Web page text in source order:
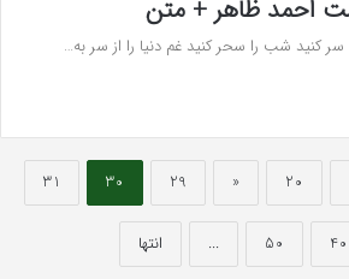
احمد ظاهر + متن
کنید شب را سحر کنید غم دنیا را از سر به…
20
«
29
30
31
40
50
... انتها